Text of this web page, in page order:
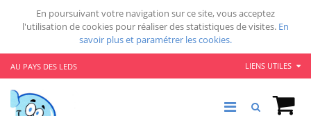
En poursuivant votre navigation sur ce site, vous acceptez
l'utilisation de cookies pour réaliser des statistiques de visites. En
savoir plus et paramétrer les cookies.
AU PAYS DES LEDS LIENS UTILES